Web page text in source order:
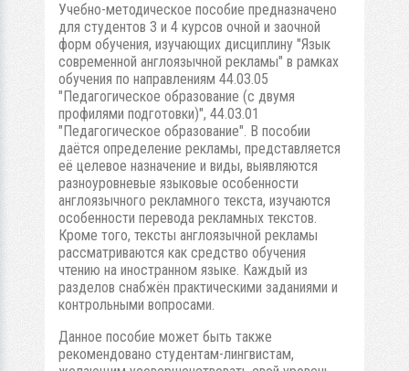
Учебно-методическое пособие предназначено
для студентов 3 и 4 курсов очной и заочной
форм обучения, изучающих дисциплину "Язык
современной англоязычной рекламы" в рамках
обучения по направлениям 44.03.05
"Педагогическое образование (с двумя
профилями подготовки)", 44.03.01
"Педагогическое образование". В пособии
даётся определение рекламы, представляется
её целевое назначение и виды, выявляются
разноуровневые языковые особенности
англоязычного рекламного текста, изучаются
особенности перевода рекламных текстов.
Кроме того, тексты англоязычной рекламы
рассматриваются как средство обучения
чтению на иностранном языке. Каждый из
разделов снабжён практическими заданиями и
контрольными вопросами.
Данное пособие может быть также
рекомендовано студентам-лингвистам,